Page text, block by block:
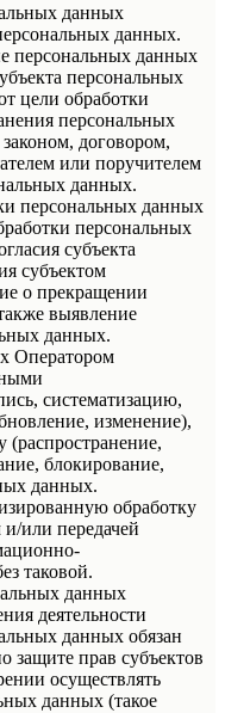
данных
данных.
персональных данных
персональных
цели обработки
персональных
договором,
или поручителем
данных.
персональных данных
персональных
субъекта
субъектом
о прекращении
выявление
данных.
Оператором
систематизацию,
изменение),
(распространение,
блокирование,
данных.
обработку
или передачей
таковой.
данных
деятельности
данных обязан
защите прав субъектов
осуществлять
данных (такое